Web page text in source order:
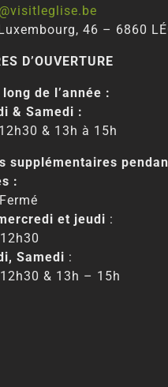
46 – 6860
D’OUVERTURE
de l’année :
& Samedi :
& 13h à 15h
supplémentaires
:
Fermé
et jeudi :
Samedi :
& 13h – 15h